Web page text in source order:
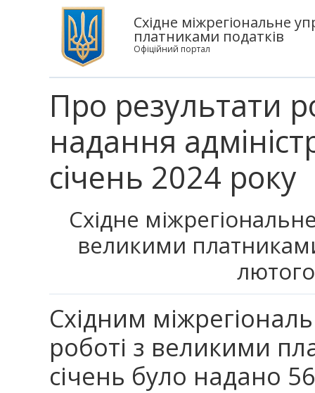
Східне міжрегіональне
платниками податків
Офіційний портал
Про результати
надання
січень 2024 року
Східне
великими
Східним
роботі з великими
січень було надано